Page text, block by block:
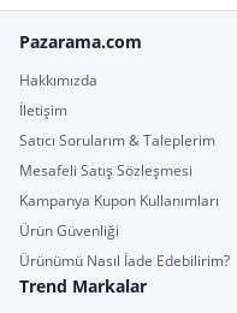
Pazarama.com
Hakkımızda
İletişim
Satıcı Sorularım & Taleplerim
Mesafeli Satış Sözleşmesi
Kampanya Kupon Kullanımları
Ürün Güvenliği
Ürünümü Nasıl İade Edebilirim?
Trend Markalar